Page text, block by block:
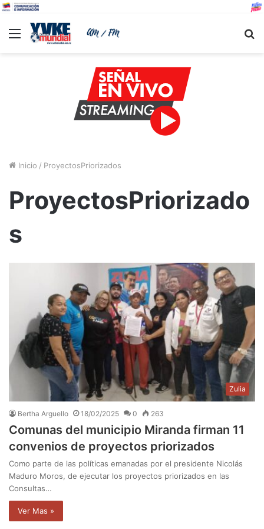
Menu
Inicio / ProyectosPriorizados
ProyectosPriorizado
s
Zulia
Bertha Arguello 18/02/2025 0 263
Comunas del municipio Miranda firman 11
convenios de proyectos priorizados
Como parte de las políticas emanadas por el presidente Nicolás
Maduro Moros, de ejecutar los proyectos priorizados en las
Consultas…
Ver Mas »